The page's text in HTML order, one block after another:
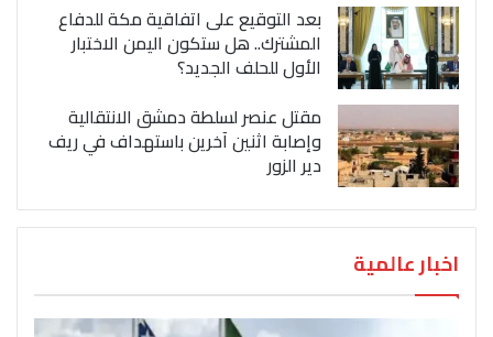
بعد التوقيع على اتفاقية مكة للدفاع
المشترك.. هل ستكون اليمن الاختبار
الأول للحلف الجديد؟
مقتل عنصر لسلطة دمشق الانتقالية
وإصابة اثنين آخرين باستهداف في ريف
دير الزور
اخبار عالمية